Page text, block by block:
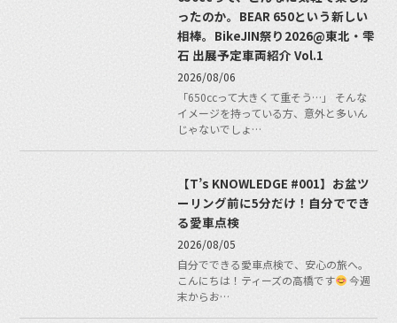
ったのか。BEAR 650という新しい
相棒。BikeJIN祭り2026@東北・雫
石 出展予定車両紹介 Vol.1
2026/08/06
「650ccって大きくて重そう…」 そんな
イメージを持っている方、意外と多いん
じゃないでしょ…
【T’s KNOWLEDGE #001】お盆ツ
ーリング前に5分だけ！自分ででき
る愛車点検
2026/08/05
自分でできる愛車点検で、安心の旅へ。
こんにちは！ティーズの高橋です
今週
末からお…